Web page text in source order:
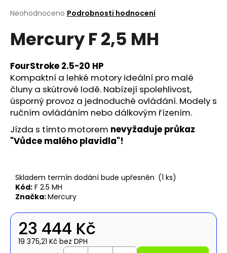
Průměrné
produktu
je
z
5
hvězdiček.
Neohodnoceno Podrobnosti hodnocení
Mercury F 2,5 MH
FourStroke 2.5-20 HP
Kompaktní a lehké motory ideální pro malé
čluny a skútrové lodě. Nabízejí spolehlivost,
úsporný provoz a jednoduché ovládání. Modely s
ručním ovládáním nebo dálkovým řízením.
Jízda s tímto motorem nevyžaduje průkaz
"Vůdce malého plavidla"!
Skladem termín dodání bude upřesněn (1 ks)
Kód: F 2.5 MH
Značka:Mercury
23 444 Kč
19 375,21 Kč bez DPH
a
?
Hledat
o
p
o
u